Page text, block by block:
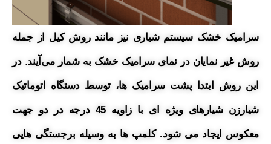
سرامیک خشک سیستم شیاری نیز مانند روش کیل از جمله
روش غیر نمایان در نمای سرامیک خشک به شمار می‌آیند.در
این روش ابتدا پشت سرامیک ها، توسط دستگاه اتوماتیک
شیارزن شیارهای ویژه ای با زاویه 45 درجه در دو جهت
معکوس ایجاد می شود. کلمپ ها به وسیله برجستگی هایی